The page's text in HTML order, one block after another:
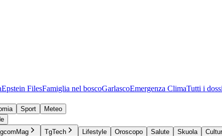
Epstein FilesFamiglia nel boscoGarlascoEmergenza ClimaTutti i
Sport
Meteo
TgTech Lifestyle Oroscopo Salute Skuola